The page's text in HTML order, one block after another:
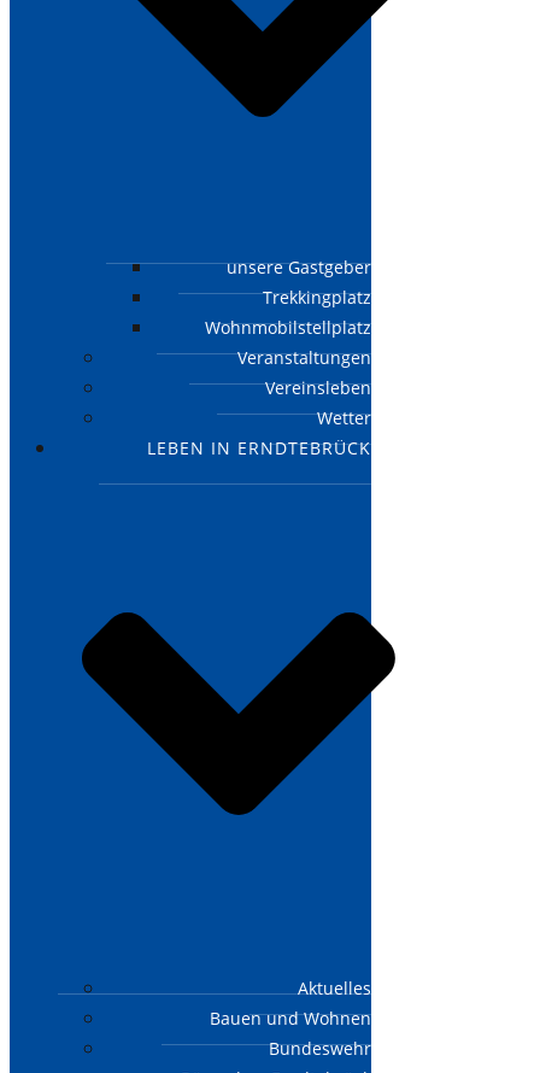
unsere Gastgeber
Trekkingplatz
Wohnmobilstellplatz
Veranstaltungen
Vereinsleben
Wetter
LEBEN IN ERNDTEBRÜCK
Aktuelles
Bauen und Wohnen
Bundeswehr